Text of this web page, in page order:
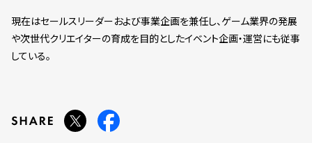
現在はセールスリーダーおよび事業企画を兼任し、ゲーム業界の発展
や次世代クリエイターの育成を目的としたイベント企画・運営にも従事
している。